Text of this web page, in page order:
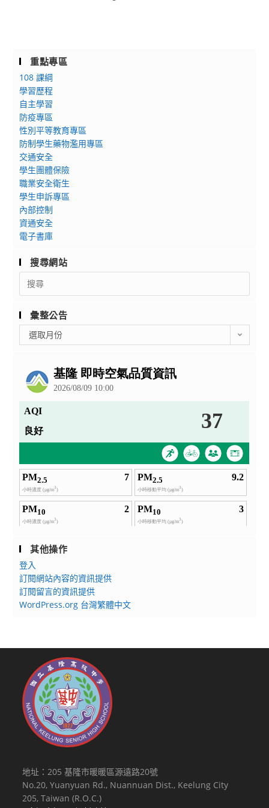
重點專區
108 課綱
學習歷程
自主學習
防疫專區
性別平等教育專區
防制學生藥物濫用專區
交通安全
學生團體保險
職業安全衛生
學生申訴專區
內部控制
資通安全
電子書庫
搜尋網站
Search
for:
彙整公告
整
選取月份
其他操作
登入
訂閱網站內容的資訊提供
訂閱留言的資訊提供
WordPress.org 台灣繁體中文
地址：205 基隆市暖暖區源遠路20號
No.20, Yuanyuan Rd., Nuannuan Dist., Keelung City
205, Taiwan (R.O.C.)